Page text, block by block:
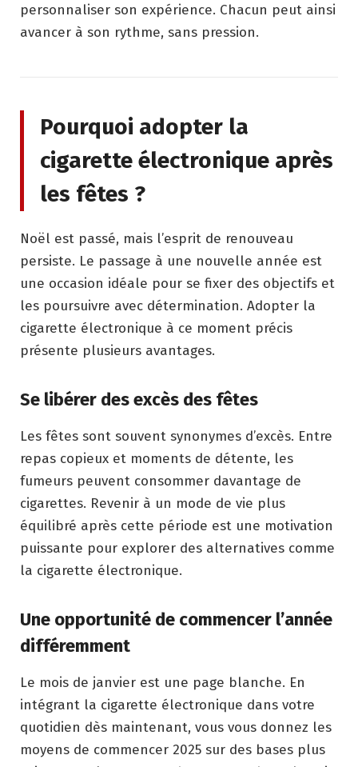
personnaliser son expérience. Chacun peut ainsi
avancer à son rythme, sans pression.
Pourquoi adopter la
cigarette électronique après
les fêtes ?
Noël est passé, mais l’esprit de renouveau
persiste. Le passage à une nouvelle année est
une occasion idéale pour se fixer des objectifs et
les poursuivre avec détermination. Adopter la
cigarette électronique à ce moment précis
présente plusieurs avantages.
Se libérer des excès des fêtes
Les fêtes sont souvent synonymes d’excès. Entre
repas copieux et moments de détente, les
fumeurs peuvent consommer davantage de
cigarettes. Revenir à un mode de vie plus
équilibré après cette période est une motivation
puissante pour explorer des alternatives comme
la cigarette électronique.
Une opportunité de commencer l’année
différemment
Le mois de janvier est une page blanche. En
intégrant la cigarette électronique dans votre
quotidien dès maintenant, vous vous donnez les
moyens de commencer 2025 sur des bases plus